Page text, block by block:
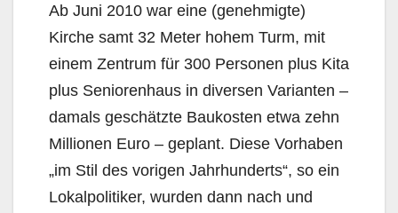
Ab Juni 2010 war eine (genehmigte)
Kirche samt 32 Meter hohem Turm, mit
einem Zentrum für 300 Personen plus Kita
plus Seniorenhaus in diversen Varianten –
damals geschätzte Baukosten etwa zehn
Millionen Euro – geplant. Diese Vorhaben
„im Stil des vorigen Jahrhunderts“, so ein
Lokalpolitiker, wurden dann nach und